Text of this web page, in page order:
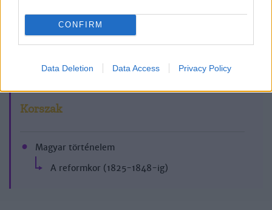
CONFIRM
Data Deletion Data Access Privacy Policy
1996/1-2.
Korszak
Magyar történelem
A reformkor (1825-1848-ig)